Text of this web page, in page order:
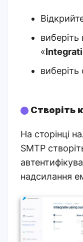
виберіть
«
виберіть
Створіть
На сторінці
SMTP
надсилання